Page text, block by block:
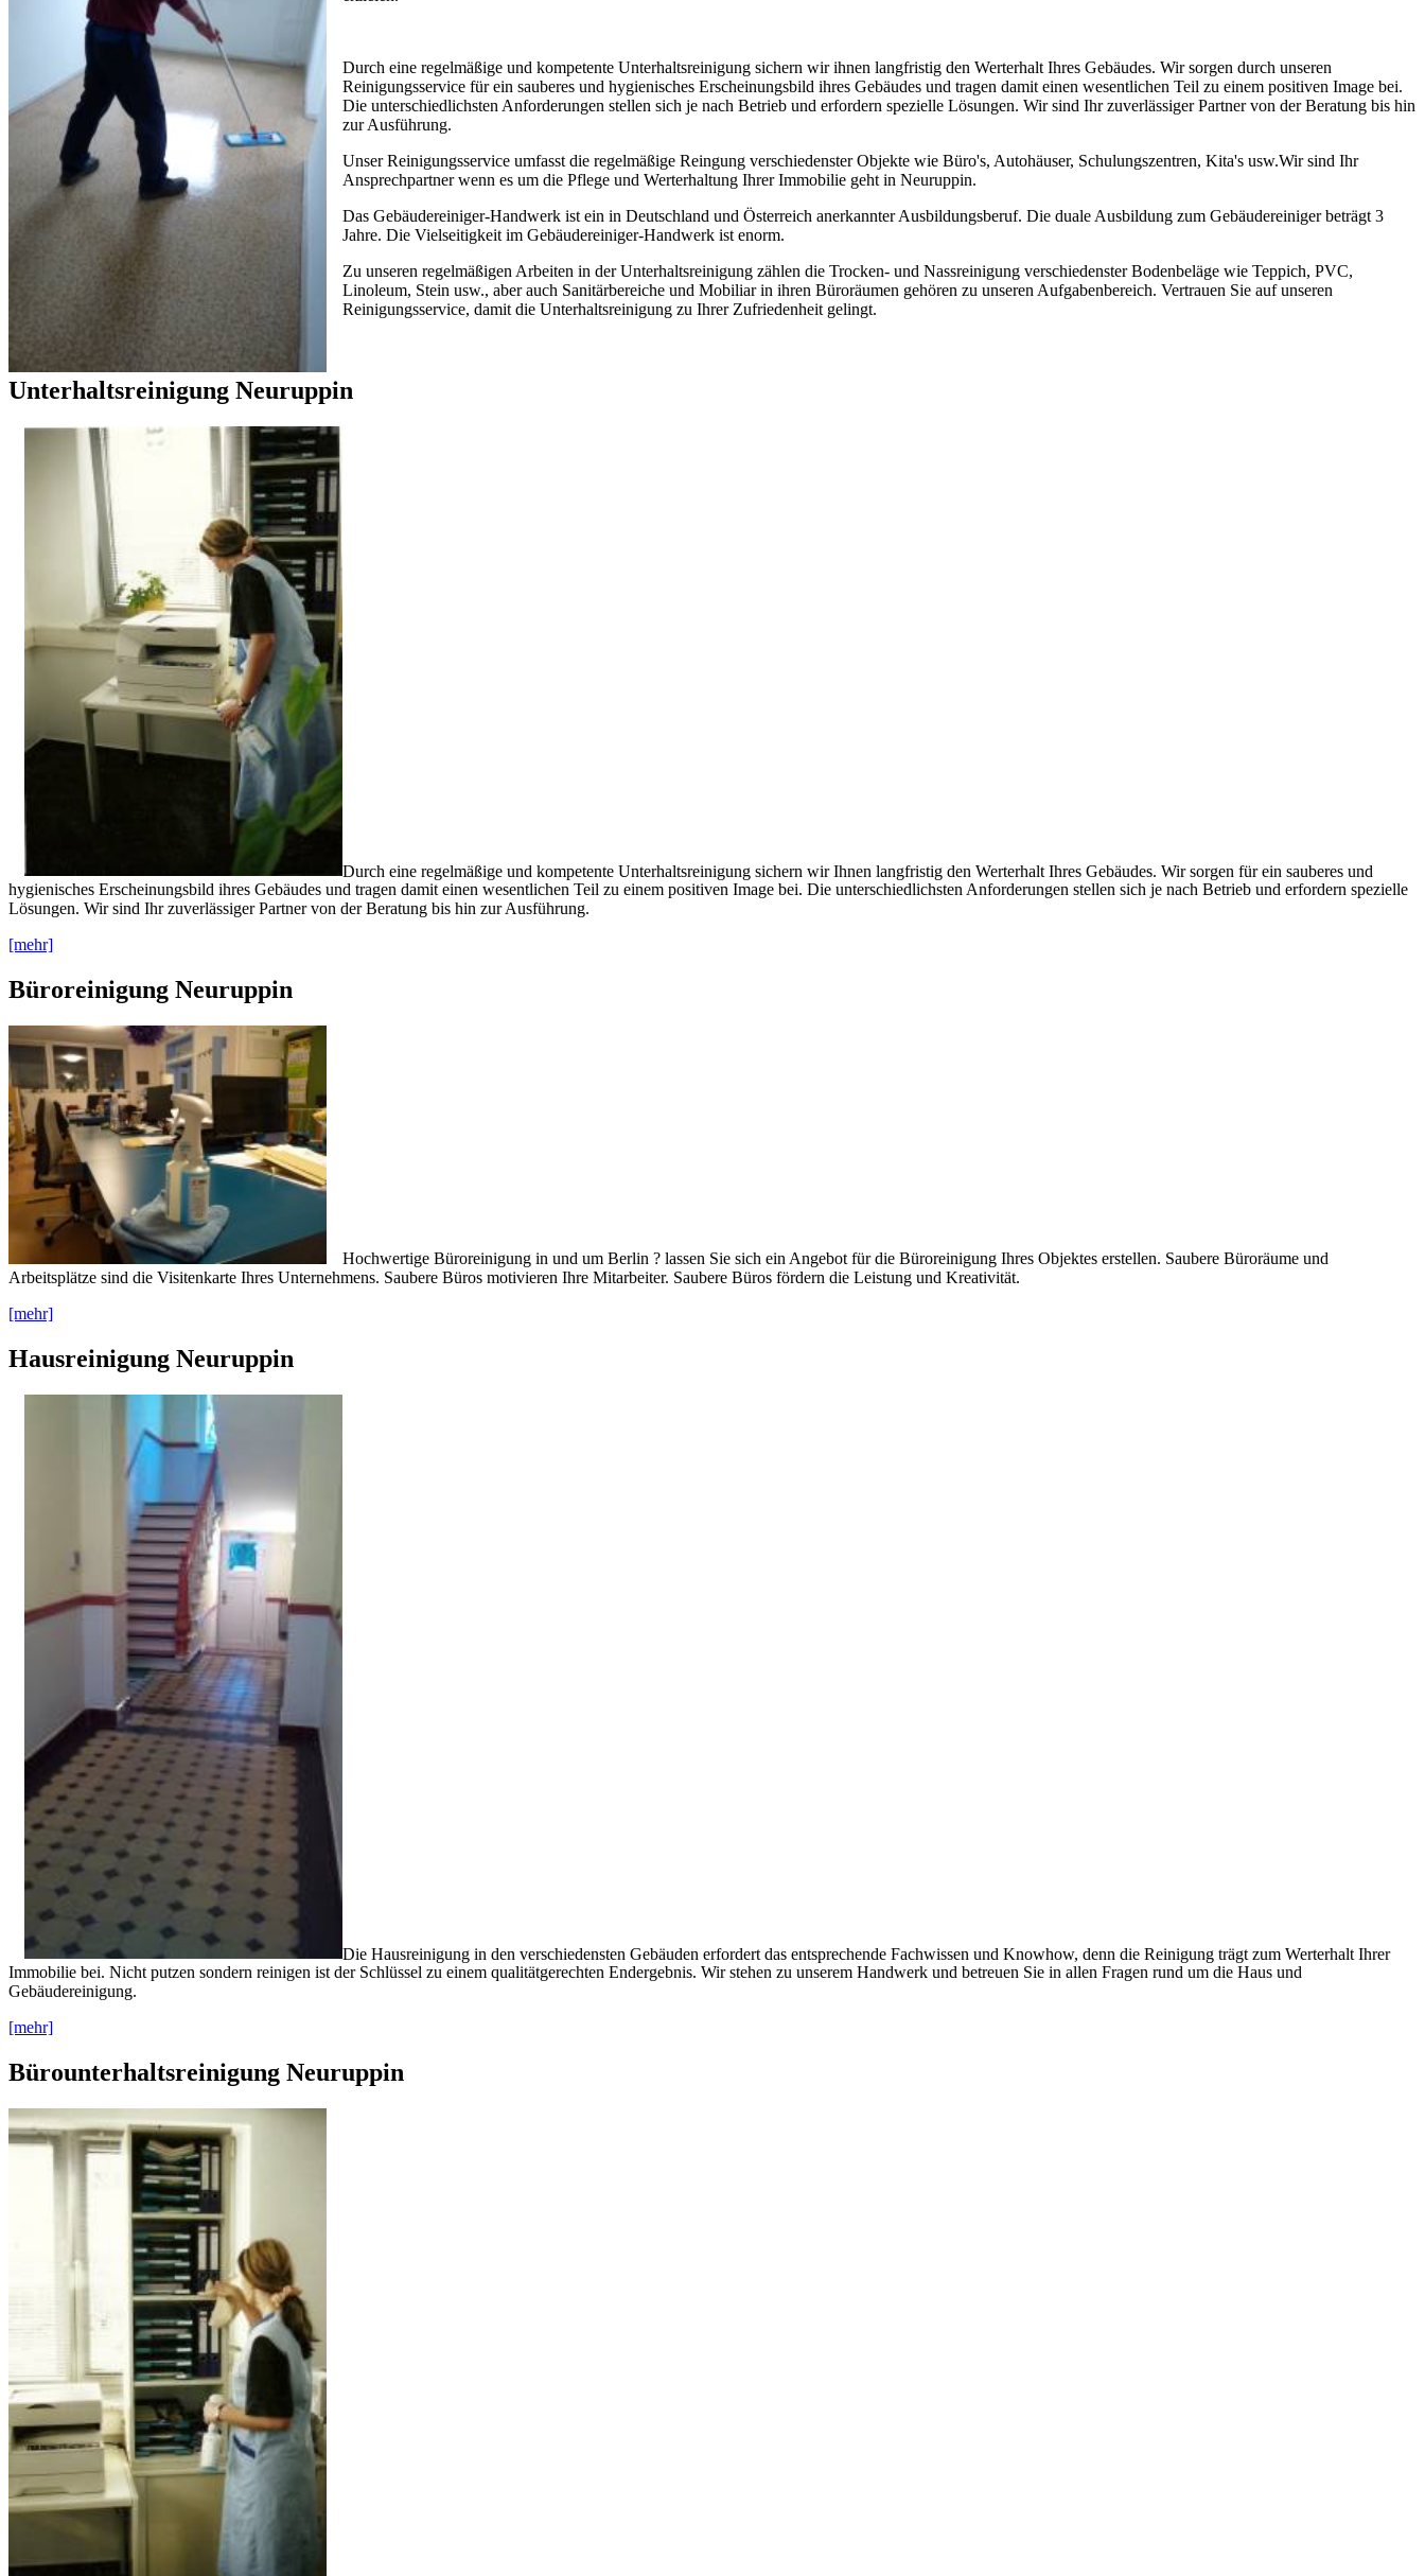
Durch eine regelmäßige und kompetente Unterhaltsreinigung sichern wir ihnen langfristig den Werterhalt Ihres Gebäudes. Wir sorgen durch unseren
Reinigungsservice für ein sauberes und hygienisches Erscheinungsbild ihres Gebäudes und tragen damit einen wesentlichen Teil zu einem positiven Image bei.
Die unterschiedlichsten Anforderungen stellen sich je nach Betrieb und erfordern spezielle Lösungen. Wir sind Ihr zuverlässiger Partner von der Beratung bis hin
zur Ausführung.
Unser Reinigungsservice umfasst die regelmäßige Reingung verschiedenster Objekte wie Büro's, Autohäuser, Schulungszentren, Kita's usw.Wir sind Ihr
Ansprechpartner wenn es um die Pflege und Werterhaltung Ihrer Immobilie geht in Neuruppin.
Das Gebäudereiniger-Handwerk ist ein in Deutschland und Österreich anerkannter Ausbildungsberuf. Die duale Ausbildung zum Gebäudereiniger beträgt 3
Jahre. Die Vielseitigkeit im Gebäudereiniger-Handwerk ist enorm.
Zu unseren regelmäßigen Arbeiten in der Unterhaltsreinigung zählen die Trocken- und Nassreinigung verschiedenster Bodenbeläge wie Teppich, PVC,
Linoleum, Stein usw., aber auch Sanitärbereiche und Mobiliar in ihren Büroräumen gehören zu unseren Aufgabenbereich. Vertrauen Sie auf unseren
Reinigungsservice, damit die Unterhaltsreinigung zu Ihrer Zufriedenheit gelingt.
Unterhaltsreinigung Neuruppin
Durch eine regelmäßige und kompetente Unterhaltsreinigung sichern wir Ihnen langfristig den Werterhalt Ihres Gebäudes. Wir sorgen für ein sauberes und
hygienisches Erscheinungsbild ihres Gebäudes und tragen damit einen wesentlichen Teil zu einem positiven Image bei. Die unterschiedlichsten Anforderungen stellen sich je nach Betrieb und erfordern spezielle
Lösungen. Wir sind Ihr zuverlässiger Partner von der Beratung bis hin zur Ausführung.
[mehr]
Büroreinigung Neuruppin
Hochwertige Büroreinigung in und um Berlin ? lassen Sie sich ein Angebot für die Büroreinigung Ihres Objektes erstellen. Saubere Büroräume und
Arbeitsplätze sind die Visitenkarte Ihres Unternehmens. Saubere Büros motivieren Ihre Mitarbeiter. Saubere Büros fördern die Leistung und Kreativität.
[mehr]
Hausreinigung Neuruppin
Die Hausreinigung in den verschiedensten Gebäuden erfordert das entsprechende Fachwissen und Knowhow, denn die Reinigung trägt zum Werterhalt Ihrer
Immobilie bei. Nicht putzen sondern reinigen ist der Schlüssel zu einem qualitätgerechten Endergebnis. Wir stehen zu unserem Handwerk und betreuen Sie in allen Fragen rund um die Haus und
Gebäudereinigung.
[mehr]
Bürounterhaltsreinigung Neuruppin